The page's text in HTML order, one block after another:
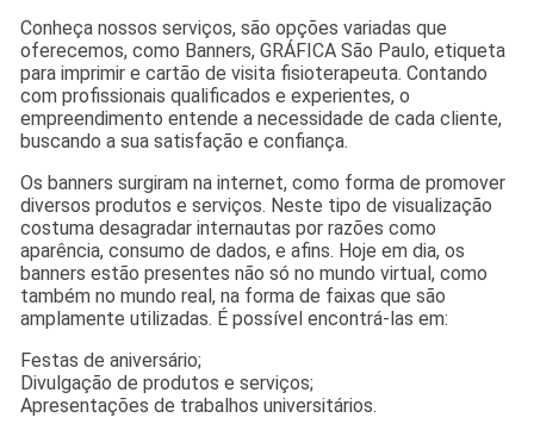
Conheça nossos serviços, são opções variadas que
oferecemos, como Banners, GRÁFICA São Paulo, etiqueta
para imprimir e cartão de visita fisioterapeuta. Contando
com profissionais qualificados e experientes, o
empreendimento entende a necessidade de cada cliente,
buscando a sua satisfação e confiança.
Os banners surgiram na internet, como forma de promover
diversos produtos e serviços. Neste tipo de visualização
costuma desagradar internautas por razões como
aparência, consumo de dados, e afins. Hoje em dia, os
banners estão presentes não só no mundo virtual, como
também no mundo real, na forma de faixas que são
amplamente utilizadas. É possível encontrá-las em:
Festas de aniversário;
Divulgação de produtos e serviços;
Apresentações de trabalhos universitários.